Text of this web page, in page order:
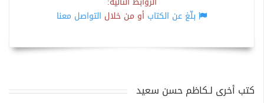
بلّغ عن الكتاب أو من خلال التواصل معنا
كتب أخرى لـكاظم حسن سعيد